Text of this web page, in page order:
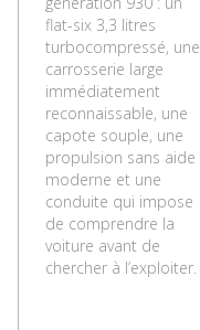
flat-six 3,3 litres
turbocompressé, une
carrosserie large
immédiatement
reconnaissable, une
capote souple, une
propulsion sans aide
moderne et une
conduite qui impose
de comprendre la
voiture avant de
chercher à l’exploiter.